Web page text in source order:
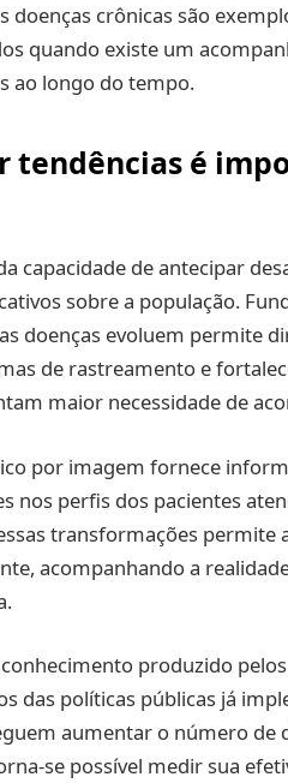
doenças crônicas são
quando existe um
ao longo do tempo.
tendências é
capacidade de antecipar
sobre a população.
doenças evoluem permite
de rastreamento e
maior necessidade de
por imagem fornece
nos perfis dos pacientes
transformações permite
acompanhando a
produzido
das políticas públicas já
aumentar o número de
se possível medir sua